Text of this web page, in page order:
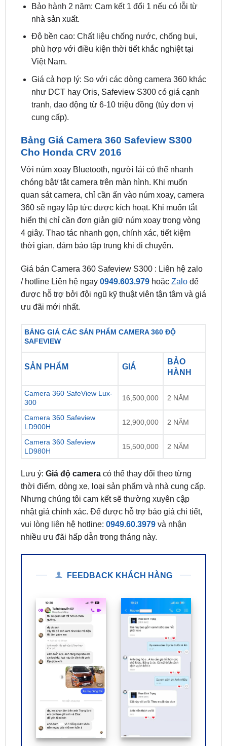
Độ bền cao: Chất liệu chống nước, chống bụi,
phù hợp với điều kiện thời tiết khắc nghiệt tại
Việt Nam.
Giá cả hợp lý: So với các dòng camera 360 khác
như DCT hay Oris, Safeview S300 có giá cạnh
tranh, dao động từ 6-10 triệu đồng (tùy đơn vị
cung cấp).
Bảng Giá Camera 360 Safeview S300
Với núm xoay Bluetooth, người lái có thể nhanh
chóng bật/ tắt camera trên màn hình. Khi muốn
quan sát camera, chỉ cần ấn vào núm xoay, camera
360 sẽ ngay lập tức được kích hoạt. Khi muốn tắt
hiển thị chỉ cần đơn giản giữ núm xoay trong vòng
4 giây. Thao tác nhanh gọn, chính xác, tiết kiệm
thời gian, đảm bảo tập trung khi di chuyển.
Giá bán Camera 360 Safeview S300 : Liên hệ zalo
được hỗ trợ bởi đội ngũ kỹ thuật viên tận tâm và giá
ưu đãi mới nhất.
BẢNG GIÁ CÁC SẢN PHẨM CAMERA 360 ĐỘ
SẢN PHẨM
BẢO
Camera 360 SafeView Lux-
16,500,000 2 NĂM
Camera 360 Safeview
LD900H
12,900,000 2 NĂM
Camera 360 Safeview
LD980H
15,500,000 2 NĂM
Lưu ý:Giá độ camera
có thể thay đổi theo từng
Nhưng chúng tôi cam kết sẽ thường xuyên cập
nhật giá chính xác. Để được hỗ trợ báo giá chi tiết,
vui lòng liên hệ hotline:0949.60.3979 và nhận
nhiều ưu đãi hấp dẫn trong tháng này.